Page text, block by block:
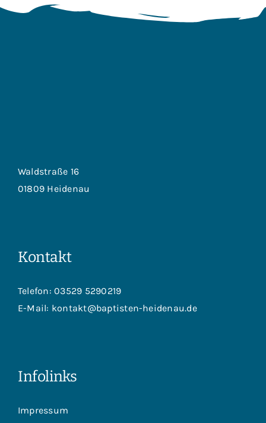
Waldstraße 16
01809 Heidenau
Kontakt
Telefon:03529 5290219
E-Mail: kontakt@baptisten-heidenau.de
Infolinks
Impressum